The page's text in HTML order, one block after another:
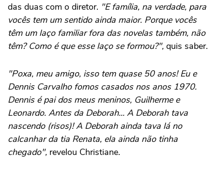
das duas com o diretor. "E família, na verdade, para
vocês tem um sentido ainda maior. Porque vocês
têm um laço familiar fora das novelas também, não
têm? Como é que esse laço se formou?", quis saber.
"Poxa, meu amigo, isso tem quase 50 anos! Eu e
Dennis Carvalho fomos casados nos anos 1970.
Dennis é pai dos meus meninos, Guilherme e
Leonardo. Antes da Deborah... A Deborah tava
nascendo (risos)! A Deborah ainda tava lá no
calcanhar da tia Renata, ela ainda não tinha
chegado", revelou Christiane.